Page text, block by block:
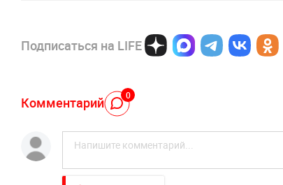
Подписаться на LIFE
Комментарий 0